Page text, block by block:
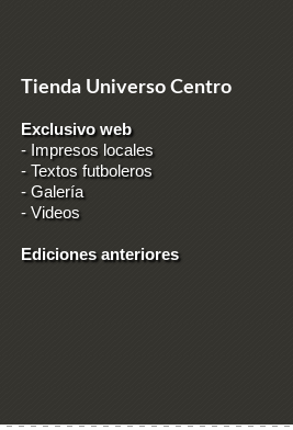
Tienda Universo Centro
Exclusivo web
- Impresos locales
- Textos futboleros
-Galería
-Videos
Ediciones anteriores